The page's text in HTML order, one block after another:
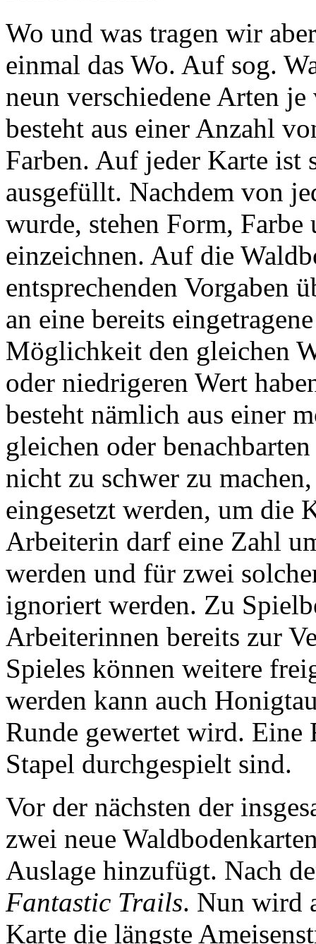
Wo und was tragen wir
einmal das Wo. Auf sog.
neun verschiedene Arten
besteht aus einer Anzahl
Farben. Auf jeder Karte ist
ausgefüllt. Nachdem von
wurde, stehen Form,
einzeichnen. Auf die
entsprechenden Vorgaben
an eine bereits
Möglichkeit den gleichen
oder niedrigeren Wert
besteht nämlich aus einer
gleichen oder
nicht zu schwer zu
eingesetzt werden, um die
Arbeiterin darf eine Zahl
werden und für zwei
ignoriert werden. Zu
Arbeiterinnen bereits zur
Spieles können weitere
werden kann auch
Runde gewertet wird. Eine
Stapel durchgespielt sind.
Vor der nächsten der
zwei neue
Auslage hinzufügt. Nach
Fantastic Trails. Nun wird
Karte die längste